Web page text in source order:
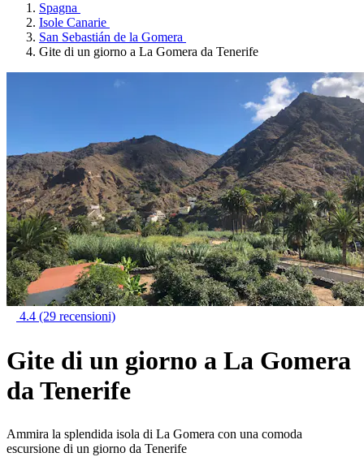
Spagna
Isole Canarie
San Sebastián de la Gomera
Gite di un giorno a La Gomera da Tenerife
4.4 (29 recensioni)
Gite di un giorno a La Gomera
da Tenerife
Ammira la splendida isola di La Gomera con una comoda
escursione di un giorno da Tenerife